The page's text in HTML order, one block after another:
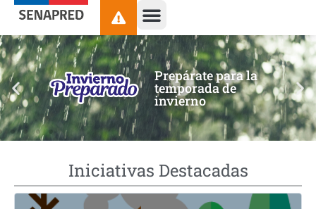
contenido
Prepárate para la
temporada de
invierno
Iniciativas Destacadas